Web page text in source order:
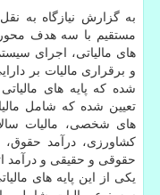
به گزارش نیازگاه به
مستقیم با سه هدف
های مالیاتی، اجرای
و برقراری مالیات بر
شده كه پایه های
تعیین شده كه شامل
های شخصی، مالیات
كشاورزی، درآمد
حقوقی و حقیقی و درآمد
یكی از این پایه های